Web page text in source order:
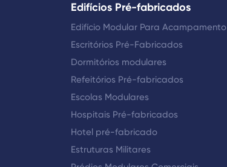
Edifícios Pré-fabricados
Edifício Modular Para Acampamento
Escritórios Pré-Fabricados
Dormitórios modulares
Refeitórios Pré-fabricados
Escolas Modulares
Hospitais Pré-fabricados
Hotel pré-fabricado
Estruturas Militares